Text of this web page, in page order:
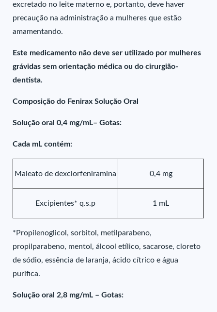
excretado no leite materno e, portanto, deve haver
precaução na administração a mulheres que estão
amamentando.
Este medicamento não deve ser utilizado por mulheres
grávidas sem orientação médica ou do cirurgião-
dentista.
Composição do Fenirax Solução Oral
Solução oral 0,4 mg/mL– Gotas:
Cada mL contém:
Maleato de dexclorfeniramina 0,4 mg
Excipientes* q.s.p 1 mL
*Propilenoglicol, sorbitol, metilparabeno,
propilparabeno, mentol, álcool etílico, sacarose, cloreto
de sódio, essência de laranja, ácido cítrico e água
purifica.
Solução oral 2,8 mg/mL – Gotas: